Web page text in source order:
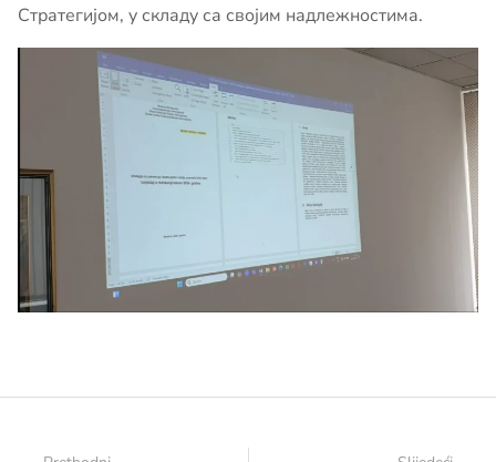
Стратегијом, у складу са својим надлежностима.